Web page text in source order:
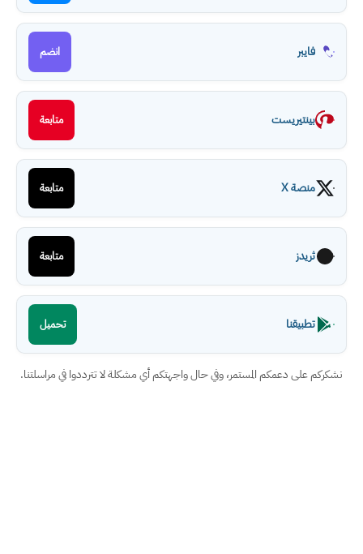
فايبر انضم
بينتيريست متابعة
منصة X متابعة
ثريدز متابعة
تطبيقنا تحميل
نشكركم على دعمكم المستمر، وفي حال واجهتكم أي مشكلة لا تترددوا في مراسلتنا.